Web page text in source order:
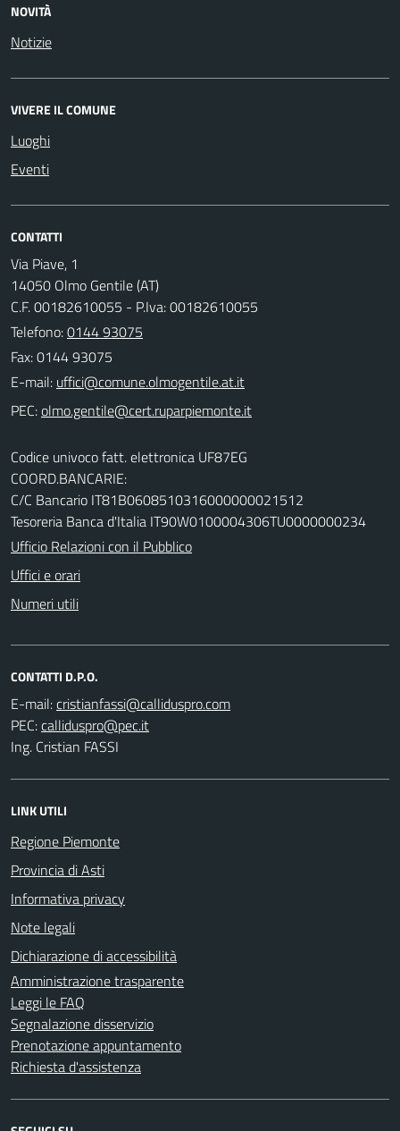
NOVITÀ
Notizie
VIVERE IL COMUNE
Luoghi
Eventi
CONTATTI
Via Piave, 1
14050 Olmo Gentile (AT)
C.F. 00182610055 - P.Iva: 00182610055
Telefono:0144 93075
Fax: 0144 93075
E-mail:
PEC:
Codice univoco fatt. elettronica UF87EG
COORD.BANCARIE:
C/C Bancario IT81B0608510316000000021512
Tesoreria Banca d'Italia IT90W0100004306TU0000000234
Ufficio Relazioni con il Pubblico
Uffici e orari
Numeri utili
CONTATTI D.P.O.
E-mail:
PEC:
Ing. Cristian FASSI
LINK UTILI
Regione Piemonte
Provincia di Asti
Informativa privacy
Note legali
Dichiarazione di accessibilità
Amministrazione trasparente
Leggi le FAQ
Segnalazione disservizio
Prenotazione appuntamento
Richiesta d'assistenza